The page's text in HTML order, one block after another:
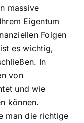
massive
Eigentum
Folgen
es wichtig,
In
von
und wie
können.
man die richtige